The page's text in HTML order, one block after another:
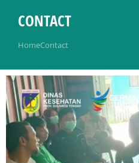
CONTACT
You are here:
HomeContact